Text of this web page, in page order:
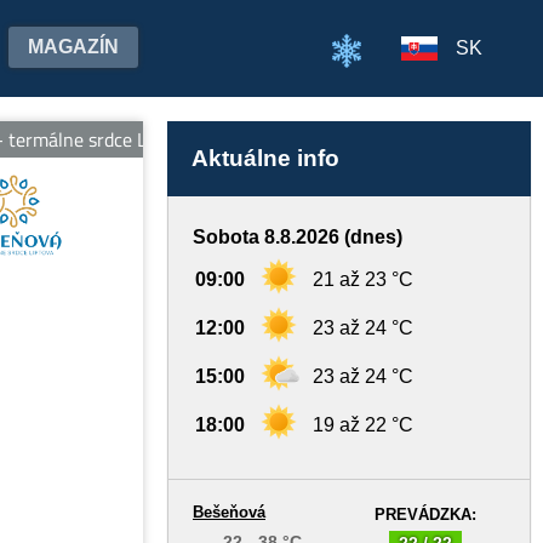
MAGAZÍN SK
srdce Liptova, otvorené denne od 9:00 do 20:00 hod.
Aktuálne info
Sobota 8.8.2026 (dnes)
09:00 21 až 23 °C
12:00 23 až 24 °C
15:00 23 až 24 °C
18:00 19 až 22 °C
PREVÁDZKA:
Bešeňová